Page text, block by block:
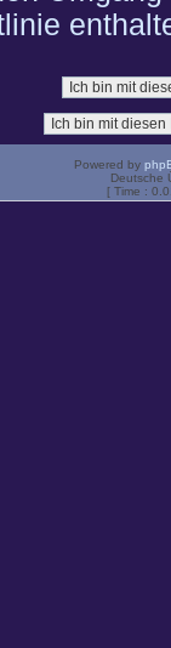
Powered by
Deutsche
[ Time :